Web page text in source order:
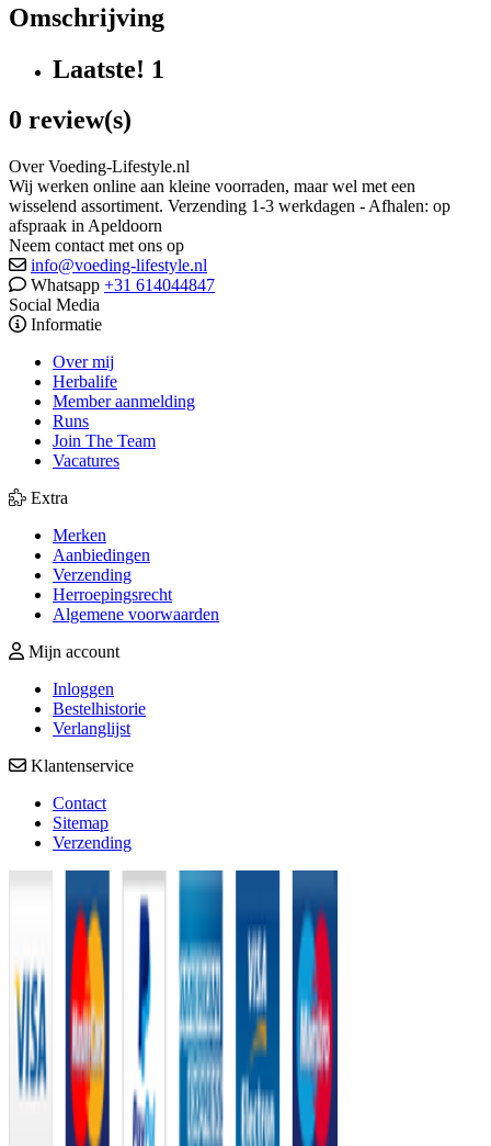
Omschrijving
Laatste! 1
0 review(s)
Over Voeding-Lifestyle.nl
Wij werken online aan kleine voorraden, maar wel met een
wisselend assortiment. Verzending 1-3 werkdagen - Afhalen: op
afspraak in Apeldoorn
Neem contact met ons op
info@voeding-lifestyle.nl
Whatsapp +31 614044847
Social Media
Informatie
Over mij
Herbalife
Member aanmelding
Runs
Join The Team
Vacatures
Extra
Merken
Aanbiedingen
Verzending
Herroepingsrecht
Algemene voorwaarden
Mijn account
Inloggen
Bestelhistorie
Verlanglijst
Klantenservice
Contact
Sitemap
Verzending